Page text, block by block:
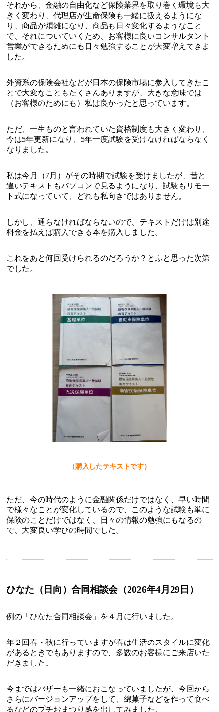
それから、金融の自由化など保険業界を取り巻く環境も大
きく変わり、代理店が生命保険も一緒に扱えるようにな
り、商品が煩雑になり、商品も日々変化するようなこと
で、それについていくため、お客様に良いコンサルタント
営業ができるためにも日々勉強することが大変増えてきま
した。
外資系の保険会社などが日本の保険市場に参入してきたこ
とで大変なこともたくさんありますが、大きな意味では
（お客様のためにも）私は良かったと思っています。
ただ、一生ものと言われていた資格制度も大きく変わり、
今は5年更新になり、5年一度試験を受けなければならなく
なりました。
私は今月（7月）がその時期で試験を受けましたが、昔と
違いテキストもパソコンで見るようになり、試験もリモー
ト式になっていて、どれも私向きではありません。
しかし、通らなければならないので、テキストだけは別途
料金を払えば購入できる本を購入しました。
これをあと何回受けられるのだろうか？とふと思った次第
でした。
（購入したテキストです）
ただ、今の時代のように金融関係だけではなく、早い時間
で様々なことが変化しているので、このような試験も単に
保険のことだけではなく、日々の情報の勉強にもなるの
で、大変良い学びの時間でした。
ひなた（日向）合同相談会（2026年4月29日）
例の「ひなた合同相談会」を４月に行いました。
年２回春・秋に行っていますが春は生活のスタイルに変化
があるときでもありますので、多数のお客様にご来店いた
だきました。
今まではバザーも一緒におこなっていましたが、今回から
さらにバージョンアップをして、綿菓子などを作って食べ
るなどのプチおまつり感を出してみました。